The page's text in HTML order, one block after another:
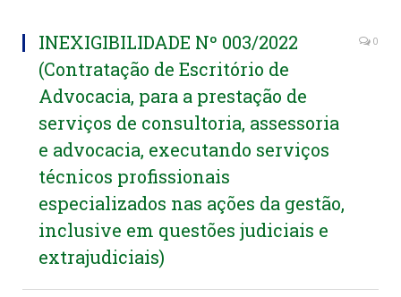
INEXIGIBILIDADE Nº 003/2022
(Contratação de Escritório de
Advocacia, para a prestação de
serviços de consultoria, assessoria
e advocacia, executando serviços
técnicos profissionais
especializados nas ações da gestão,
inclusive em questões judiciais e
extrajudiciais)
0